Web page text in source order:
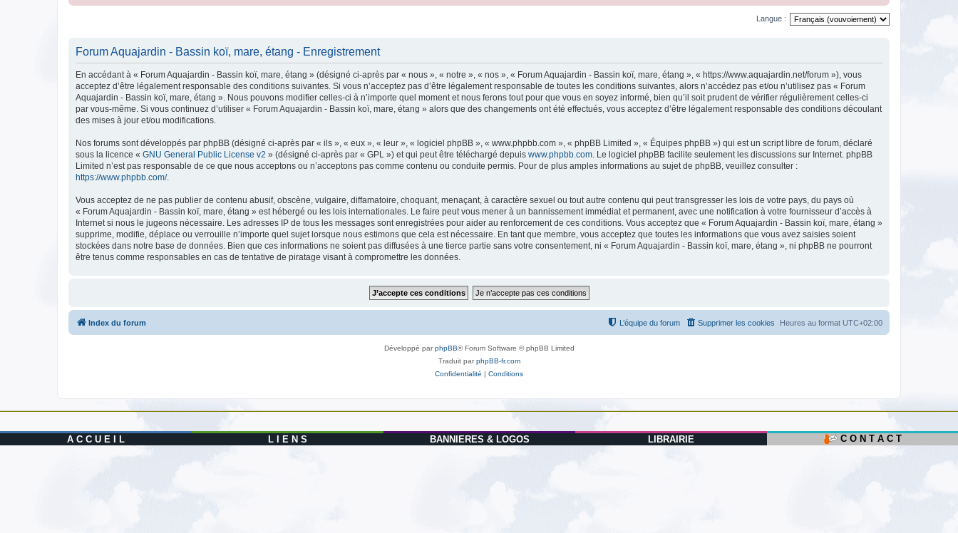
Langue :
Forum Aquajardin - Bassin koï, mare, étang - Enregistrement
En accédant à « Forum Aquajardin - Bassin koï, mare, étang » (désigné ci-après par « nous », « notre », « nos », « Forum Aquajardin - Bassin koï, mare, étang », « https://www.aquajardin.net/forum »), vous
acceptez d’être légalement responsable des conditions suivantes. Si vous n’acceptez pas d’être légalement responsable de toutes les conditions suivantes, alors n’accédez pas et/ou n’utilisez pas « Forum
Aquajardin - Bassin koï, mare, étang ». Nous pouvons modifier celles-ci à n’importe quel moment et nous ferons tout pour que vous en soyez informé, bien qu’il soit prudent de vérifier régulièrement celles-ci
par vous-même. Si vous continuez d’utiliser « Forum Aquajardin - Bassin koï, mare, étang » alors que des changements ont été effectués, vous acceptez d’être légalement responsable des conditions découlant
des mises à jour et/ou modifications.
Nos forums sont développés par phpBB (désigné ci-après par « ils », « eux », « leur », « logiciel phpBB », « www.phpbb.com », « phpBB Limited », « Équipes phpBB ») qui est un script libre de forum, déclaré
sous la licence « GNU General Public License v2 » (désigné ci-après par « GPL ») et qui peut être téléchargé depuis www.phpbb.com . Le logiciel phpBB facilite seulement les discussions sur Internet. phpBB
Limited n’est pas responsable de ce que nous acceptons ou n’acceptons pas comme contenu ou conduite permis. Pour de plus amples informations au sujet de phpBB, veuillez consulter :
https://www.phpbb.com/.
Vous acceptez de ne pas publier de contenu abusif, obscène, vulgaire, diffamatoire, choquant, menaçant, à caractère sexuel ou tout autre contenu qui peut transgresser les lois de votre pays, du pays où
« Forum Aquajardin - Bassin koï, mare, étang » est hébergé ou les lois internationales. Le faire peut vous mener à un bannissement immédiat et permanent, avec une notification à votre fournisseur d’accès à
Internet si nous le jugeons nécessaire. Les adresses IP de tous les messages sont enregistrées pour aider au renforcement de ces conditions. Vous acceptez que « Forum Aquajardin - Bassin koï, mare, étang »
supprime, modifie, déplace ou verrouille n’importe quel sujet lorsque nous estimons que cela est nécessaire. En tant que membre, vous acceptez que toutes les informations que vous avez saisies soient
stockées dans notre base de données. Bien que ces informations ne soient pas diffusées à une tierce partie sans votre consentement, ni « Forum Aquajardin - Bassin koï, mare, étang », ni phpBB ne pourront
être tenus comme responsables en cas de tentative de piratage visant à compromettre les données.
Index du forum Heures au format UTC+02:00
Supprimer les cookies
L’équipe du forum
Développé parphpBB® Forum Software © phpBB Limited
Traduit parphpBB-fr.com
Confidentialité | Conditions
A C C U E I L L I E N S BANNIERES & LOGOS LIBRAIRIE C O N T A C T